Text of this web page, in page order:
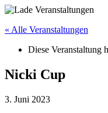
« Alle Veranstaltungen
Diese Veranstaltung
Nicki Cup
3. Juni 2023